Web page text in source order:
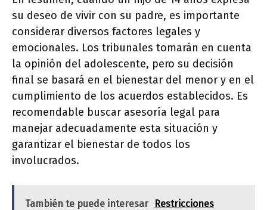
su deseo de vivir con su padre, es importante
considerar diversos factores legales y
emocionales. Los tribunales tomarán en cuenta
la opinión del adolescente, pero su decisión
final se basará en el bienestar del menor y en el
cumplimiento de los acuerdos establecidos. Es
recomendable buscar asesoría legal para
manejar adecuadamente esta situación y
garantizar el bienestar de todos los
involucrados.
También te puede interesar
Restricciones